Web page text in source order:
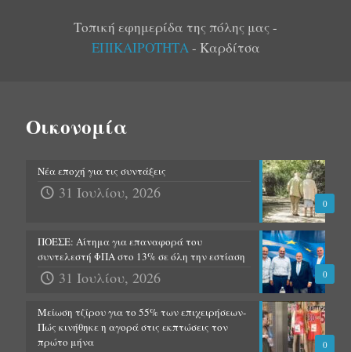
Τοπική εφημερίδα της πόλης μας -
ΕΠΙΚΑΙΡΟΤΗΤΑ- Καρδίτσα
Οικονομία
0
Νέα εποχή για τις συντάξεις
31 Ιουλίου, 2026
0
ΠΟΕΣΕ: Αίτημα για επαναφορά του
συντελεστή ΦΠΑ στο 13% σε όλη την εστίαση
31 Ιουλίου, 2026
0
Μείωση τζίρου για το 55% των επιχειρήσεων-
Πώς κινήθηκε η αγορά στις εκπτώσεις τον
πρώτο μήνα